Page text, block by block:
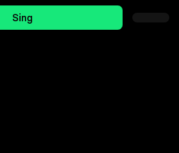
Sing